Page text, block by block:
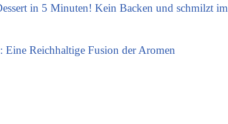
in 5 Minuten! Kein Backen und schmilzt im
Eine Reichhaltige Fusion der Aromen